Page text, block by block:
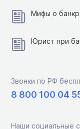
Мифы о
Юрист при
Звонки по РФ
8 800 100 04
Наши социальные